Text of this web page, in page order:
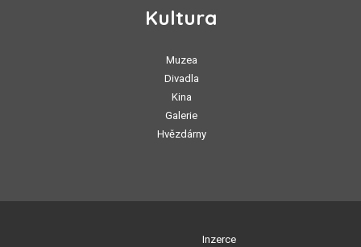
Kultura
Muzea
Divadla
Kina
Galerie
Hvězdárny
Inzerce